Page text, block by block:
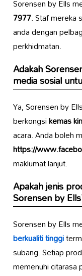
Sorensen by Ells
7977. Staf mereka
anda dengan
perkhidmatan.
Adakah
media sosial
Ya, Sorensen by
berkongsikemas
acara. Anda boleh
https://
maklumat lanjut.
Apakah jenis
Sorensen by
Sorensen by Ells
berkualiti tinggi
subang. Setiap
memenuhi citarasa